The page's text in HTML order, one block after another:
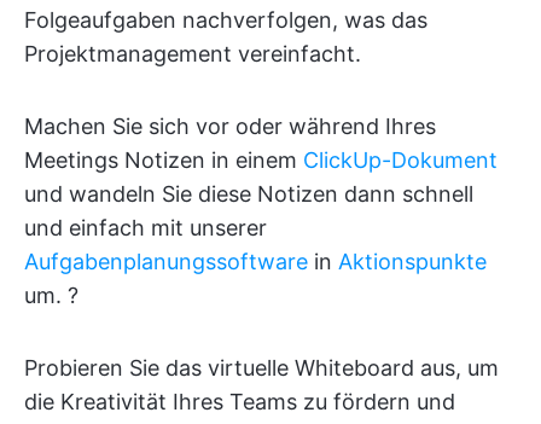
Folgeaufgaben nachverfolgen, was das
Projektmanagement vereinfacht.
Machen Sie sich vor oder während Ihres
Meetings Notizen in einem ClickUp-Dokument
und wandeln Sie diese Notizen dann schnell
und einfach mit unserer
Aufgabenplanungssoftware in Aktionspunkte
um. ?
Probieren Sie das virtuelle Whiteboard aus, um
die Kreativität Ihres Teams zu fördern und